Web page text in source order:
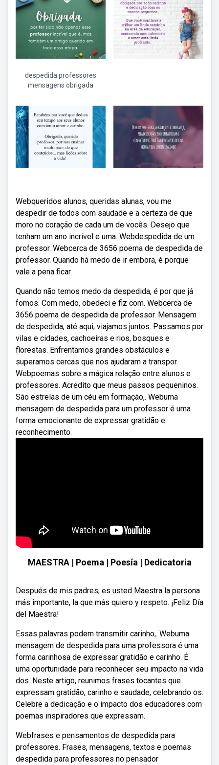
despedida professores
mensagens obrigada
Webqueridos alunos, queridas alunas, vou me
despedir de todos com saudade e a certeza de que
moro no coração de cada um de vocês. Desejo que
tenham um ano incrível e uma. Webdespedida de um
professor. Webcerca de 3656 poema de despedida de
professor. Quando há medo de ir embora, é porque
vale a pena ficar.
Quando não temos medo da despedida, é por que já
fomos. Com medo, obedeci e fiz com. Webcerca de
3656 poema de despedida de professor. Mensagem
de despedida, até aqui, viajamos juntos. Passamos por
vilas e cidades, cachoeiras e rios, bosques e
florestas. Enfrentamos grandes obstáculos e
superamos cercas que nos ajudaram a transpor.
Webpoemas sobre a mágica relação entre alunos e
professores. Acredito que meus passos pequeninos.
São estrelas de um céu em formação,. Webuma
mensagem de despedida para um professor é uma
forma emocionante de expressar gratidão e
reconhecimento.
MAESTRA | Poema | Poesía | Dedicatoria
Después de mis padres, es usted Maestra la persona
más importante, la que más quiero y respeto. ¡Feliz Día
del Maestra!
Essas palavras podem transmitir carinho,. Webuma
mensagem de despedida para uma professora é uma
forma carinhosa de expressar gratidão e carinho. É
uma oportunidade para reconhecer seu impacto na vida
dos. Neste artigo, reunimos frases tocantes que
expressam gratidão, carinho e saudade, celebrando os.
Celebre a dedicação e o impacto dos educadores com
poemas inspiradores que expressam.
Webfrases e pensamentos de despedida para
professores. Frases, mensagens, textos e poemas
despedida para professores no pensador